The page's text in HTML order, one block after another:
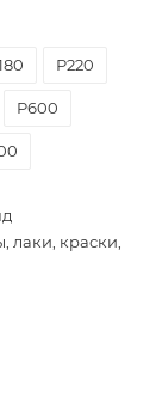
P220
P600
лаки, краски,